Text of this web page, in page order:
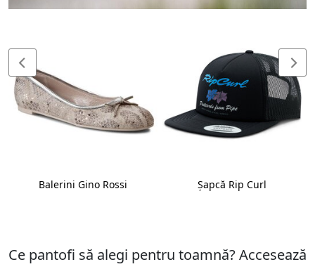
Balerini Gino Rossi Șapcă Rip Curl
Ce pantofi să alegi pentru toamnă? Accesează